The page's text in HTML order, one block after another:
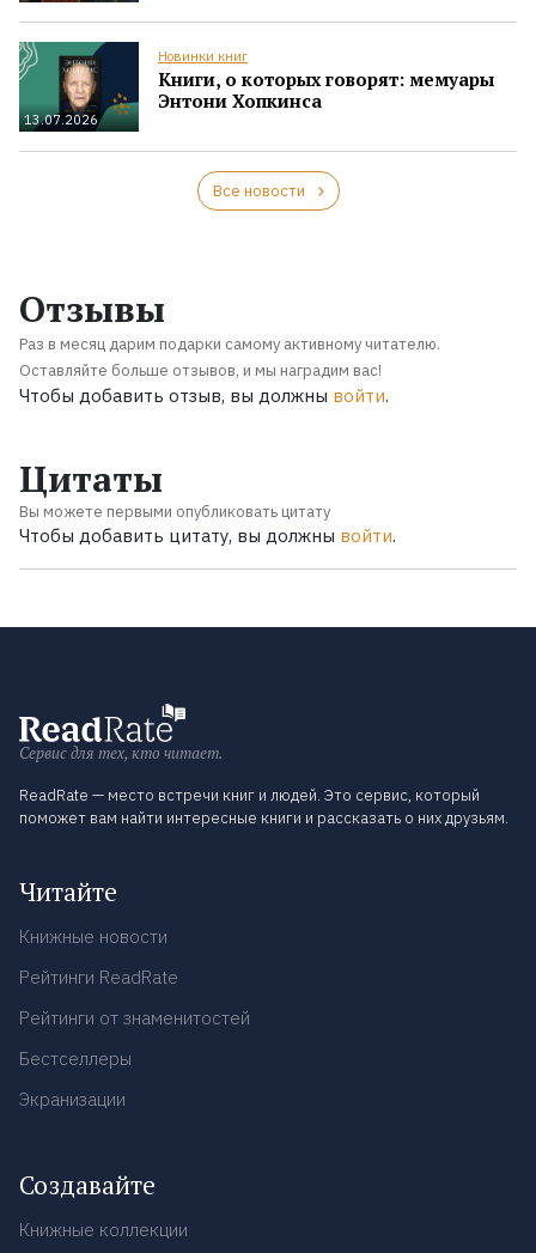
13.07.2026
Новинки книг
Книги, о которых говорят: мемуары
Энтони Хопкинса
Все новости
Отзывы
Раз в месяц дарим подарки самому активному читателю.
Оставляйте больше отзывов, и мы наградим вас!
Чтобы добавить отзыв, вы должны войти.
Цитаты
Вы можете первыми опубликовать цитату
Чтобы добавить цитату, вы должны войти.
Сервис для тех, кто читает.
ReadRate — место встречи книг и людей. Это сервис, который
поможет вам найти интересные книги и рассказать о них друзьям.
Читайте
Книжные новости
Рейтинги ReadRate
Рейтинги от знаменитостей
Бестселлеры
Экранизации
Создавайте
Книжные коллекции